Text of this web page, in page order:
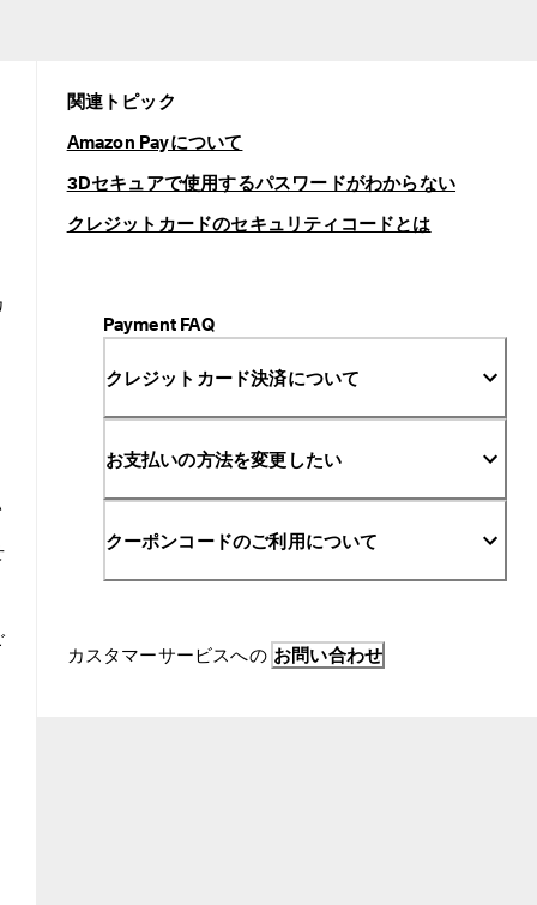
関連トピック
Amazon Payについて
3Dセキュアで使用するパスワードがわからない
クレジットカードのセキュリティコードとは
Payment FAQ
クレジットカード決済について
お支払いの方法を変更したい
クーポンコードのご利用について
カスタマーサービスへの お問い合わせ